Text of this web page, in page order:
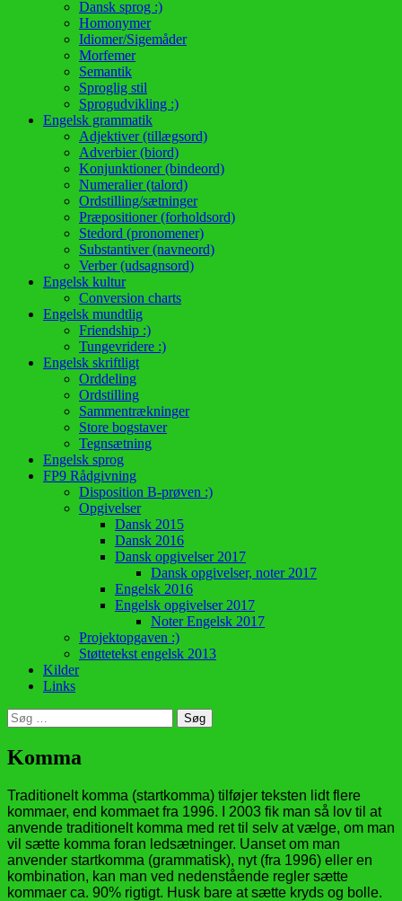
Dansk sprog :)
Homonymer
Idiomer/Sigemåder
Morfemer
Semantik
Sproglig stil
Sprogudvikling :)
Engelsk grammatik
Adjektiver (tillægsord)
Adverbier (biord)
Konjunktioner (bindeord)
Numeralier (talord)
Ordstilling/sætninger
Præpositioner (forholdsord)
Stedord (pronomener)
Substantiver (navneord)
Verber (udsagnsord)
Engelsk kultur
Conversion charts
Engelsk mundtlig
Friendship :)
Tungevridere :)
Engelsk skriftligt
Orddeling
Ordstilling
Sammentrækninger
Store bogstaver
Tegnsætning
Engelsk sprog
FP9 Rådgivning
Disposition B-prøven :)
Opgivelser
Dansk 2015
Dansk 2016
Dansk opgivelser 2017
Dansk opgivelser, noter 2017
Engelsk 2016
Engelsk opgivelser 2017
Noter Engelsk 2017
Projektopgaven :)
Støttetekst engelsk 2013
Kilder
Links
Søg
efter:
Komma
Traditionelt komma (startkomma) tilføjer teksten lidt flere
kommaer, end kommaet fra 1996. I 2003 fik man så lov til at
anvende traditionelt komma med ret til selv at vælge, om man
vil sætte komma foran ledsætninger. Uanset om man
anvender startkomma (grammatisk), nyt (fra 1996) eller en
kombination, kan man ved nedenstående regler sætte
kommaer ca. 90% rigtigt. Husk bare at sætte kryds og bolle.